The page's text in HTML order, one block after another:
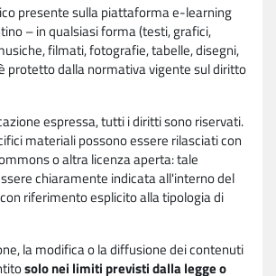
presente sulla piattaforma e-learning
– in qualsiasi forma (testi, grafici,
filmati, fotografie, tabelle, disegni,
protetto dalla normativa vigente sul diritto
espressa, tutti i diritti sono riservati.
materiali possono essere rilasciati con
o altra licenza aperta: tale
chiaramente indicata all'interno del
riferimento esplicito alla tipologia di
la modifica o la diffusione dei contenuti
solo nei limiti previsti dalla legge o